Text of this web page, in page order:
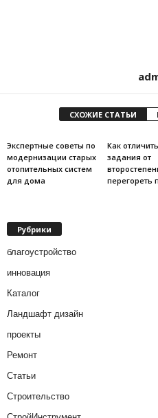
СХОЖИЕ СТАТЬИ
Экспертные советы по
модернизации старых
отопительных систем
для дома
Как
задания от
перегореть
Рубрики
благоустройство
инновация
Каталог
Ландшафт дизайн
проекты
Ремонт
Статьи
Строительство